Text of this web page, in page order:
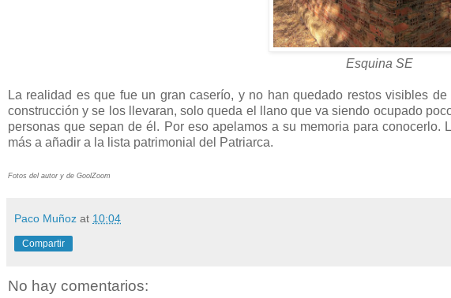
Esquina SE
La realidad es que fue un gran caserío, y no han quedado restos visibles
construcción y se los llevaran, solo queda el llano que va siendo ocupado
personas que sepan de él. Por eso apelamos a su memoria para conocerlo.
más a añadir a la lista patrimonial del Patriarca.
Fotos del autor y de GoolZoom
Paco Muñoz at 10:04
Compartir
No hay comentarios: